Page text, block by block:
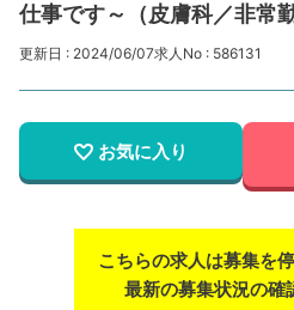
仕事です～（皮膚科／非常勤
更新日 : 2024/06/07求人No : 586131
お気に入り
こちらの求人は募集を
最新の募集状況の確